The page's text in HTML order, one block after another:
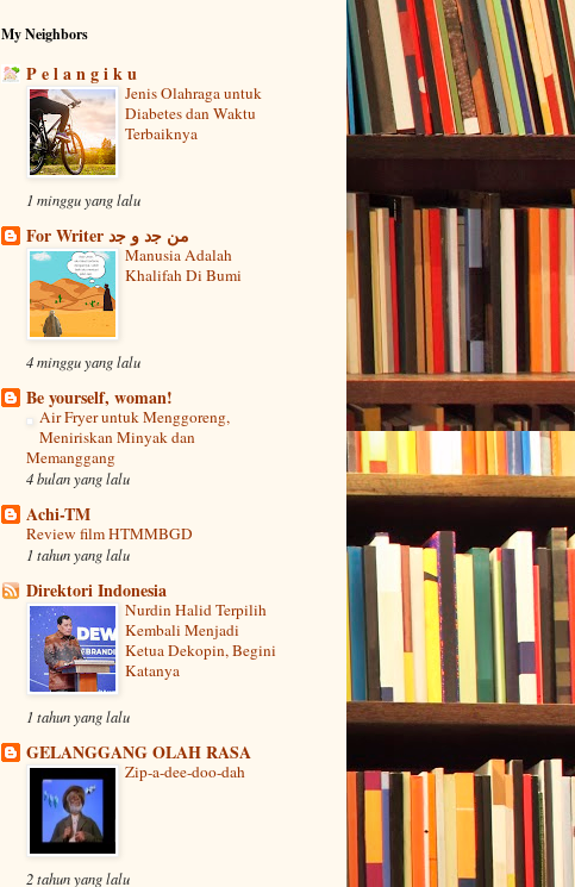
My Neighbors
P e l a n g i k u
Jenis Olahraga untuk
Diabetes dan Waktu
Terbaiknya
1 minggu yang lalu
For Writer ﻣﻦ ﺟﺩ ﻭ ﺟﺩ
Manusia Adalah
Khalifah Di Bumi
4 minggu yang lalu
Be yourself, woman!
Air Fryer untuk Menggoreng,
Meniriskan Minyak dan
Memanggang
4 bulan yang lalu
Achi-TM
Review film HTMMBGD
1 tahun yang lalu
Direktori Indonesia
Nurdin Halid Terpilih
Kembali Menjadi
Ketua Dekopin, Begini
Katanya
1 tahun yang lalu
GELANGGANG OLAH RASA
Zip-a-dee-doo-dah
2 tahun yang lalu